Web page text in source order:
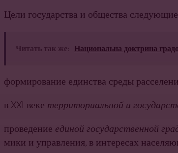
Цели государства и общества
Читать так же: Национальна доктрина
формирование единства среды
в XXI веке территориальной и
проведение единой государственной
мики и управления, в интересах